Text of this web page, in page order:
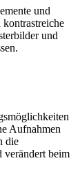
und
und
Aufnahmen
die
verändert beim